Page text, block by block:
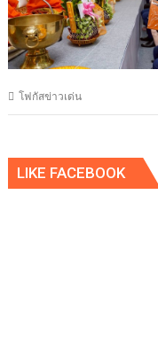
โฟกัสข่าวเด่น
LIKE FACEBOOK